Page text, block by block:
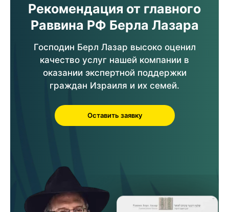
Рекомендация от главного
Раввина РФ Берла Лазара
Господин Берл Лазар высоко оценил
качество услуг нашей компании в
оказании экспертной поддержки
граждан Израиля и их семей.
Оставить заявку